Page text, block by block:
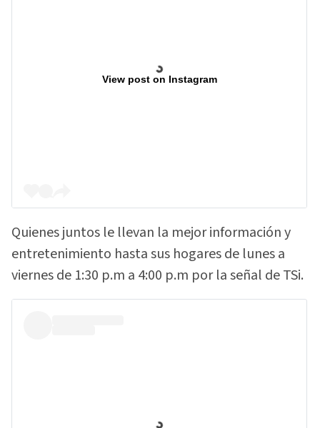
View post on Instagram
Quienes juntos le llevan la mejor información y
entretenimiento hasta sus hogares de lunes a
viernes de 1:30 p.m a 4:00 p.m por la señal de TSi.